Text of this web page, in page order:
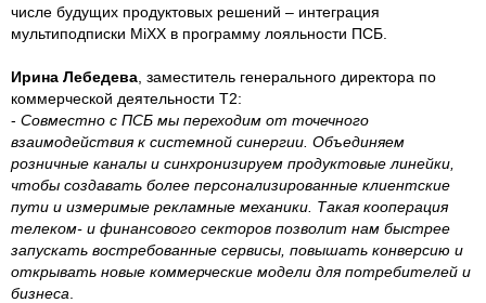
числе будущих продуктовых решений – интеграция
мультиподписки MiXX в программу лояльности ПСБ.
Ирина Лебедева , заместитель генерального директора по
коммерческой деятельности Т2:
- Совместно с ПСБ мы переходим от точечного
взаимодействия к системной синергии. Объединяем
розничные каналы и синхронизируем продуктовые линейки,
чтобы создавать более персонализированные клиентские
пути и измеримые рекламные механики. Такая кооперация
телеком- и финансового секторов позволит нам быстрее
запускать востребованные сервисы, повышать конверсию и
открывать новые коммерческие модели для потребителей и
бизнеса